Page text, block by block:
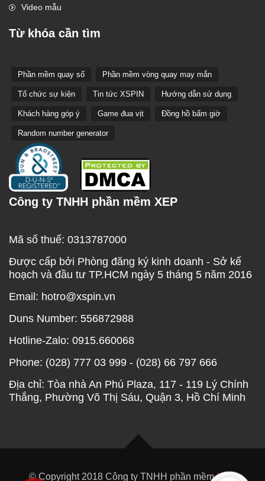
Video mẫu
Từ khóa cần tìm
Phần mềm quay số Phần mềm vòng quay may mắn
Tổ chức sự kiện Tin tức XSPIN Hướng dẫn sử dụng
Khách hàng góp ý Game đua vịt Đồng hồ bấm giờ
Random number generator
Công ty TNHH phần mềm XEP
Mã số thuế: 0313787000
Được cấp bởi Phòng đăng ký kinh doanh - Sở kế
hoạch và đầu tư TP.HCM ngày 5 tháng 5 năm 2016
Email: hotro@xspin.vn
Duns Number: 556872988
Hotline-Zalo: 0915.660068
Phone: (028) 777 03 999 - (028) 66 797 666
Địa chỉ: Tòa nhà An Phú Plaza, 117 - 119 Lý Chính
Thắng, Phường Võ Thị Sáu, Quận 3, Hồ Chí Minh
© Copyright 2018 Công ty TNHH phần mềmXEP